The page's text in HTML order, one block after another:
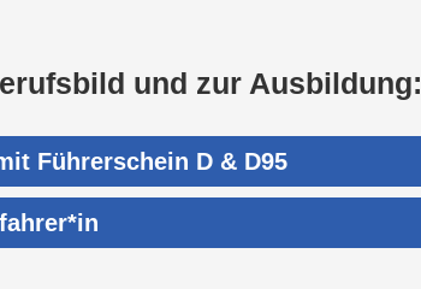
und zur Ausbildung:
Führerschein D & D95